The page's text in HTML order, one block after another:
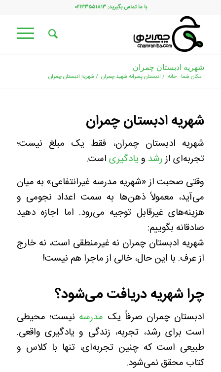
با ما تماس بگیرید: ۰۲۱۳۳۵۵۱۸۱۳
شهریه ادبستان چمران
مکان شما: خانه / ادبستان پسرانه شهید چمران / شهریه ادبستان چمران
شهریه ادبستان چمران
شهریه ادبستان چمران، فقط یک مبلغ نیست؛
تجربه‌ای ازرشد ویادگیریاست.
وقتی صحبت از «شهریه مدرسه غیرانتفاعی» به میان
می‌آید، معمولاً ذهن‌ها به سمت اعداد نجومی و
هزینه‌های غیرقابل توجیه می‌رود. اما اجازه دهید
صادقانه بگوییم:
شهریه ادبستان چمران نه غیرمنطقی است، نه خارج
از عرف. با این حال، خالی از ماجرا هم نیست!
چرا شهریه دریافت می‌شود؟
ادبستان چمران صرفاً یک مدرسه نیست؛ محیطی
است برای رشد، تجربه، زندگی و یادگیری واقعی.
طبیعی است که چنین تجربه‌ای، تنها با کلاس و
کتاب محقق نمی‌شود.